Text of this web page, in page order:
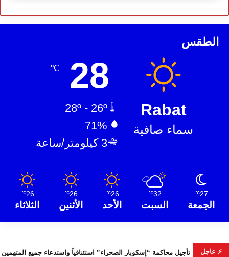
الطقس
Rabat
سماء صافية
28
℃
71%
3 كيلومتر/ساعة
27
℃
الجمعة
32
℃
السبت
26
℃
الأحد
26
℃
الأثنين
26
℃
الثلاثاء
⚡ عاجل
التشريعية تأجيل محاكمة “إسكوبار الصحراء” استئنافياً